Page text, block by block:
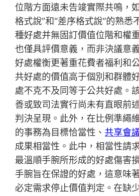
位階方面遠未告竣實際共鳴，
格式說”和“差序格式說”的熟悉
種好處并無固訂價值位階和權
也僅具評價意義，而非決議意
好處權衡更著重花費者福利和
共好處的價值高于個別和群體
處不克不及同等于公共好處。
善或致司法實行尚未有直眼前
判決呈現。此外，在比例準繩
的事務為目標恰當性、共享會
成果相當性。此中，相當性請
最溫順手腕所形成的好處傷害
手腕旨在保證的好處，這意味
必定需求停止價值判定。在缺